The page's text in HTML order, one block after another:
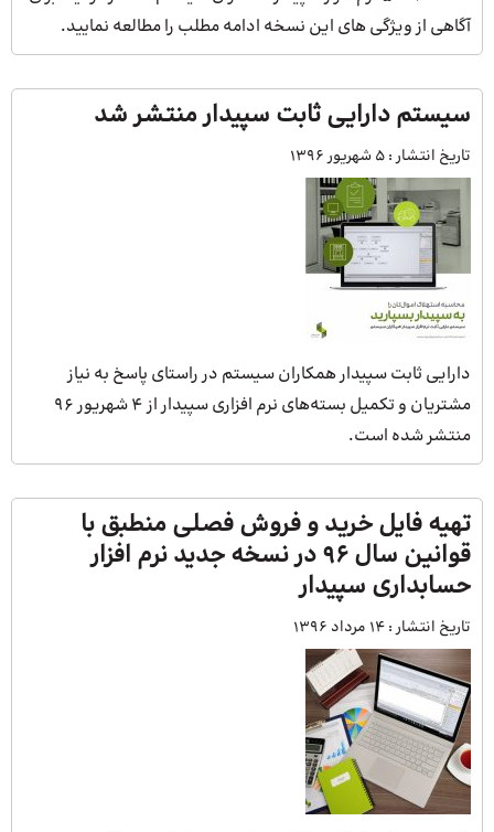
آگاهی از ویژگی های این نسخه ادامه مطلب را مطالعه نمایید.
سیستم دارایی ثابت سپیدار منتشر شد
تاریخ انتشار : 5 شهریور 1396
دارایی ثابت سپیدار همکاران سیستم در راستای پاسخ به نیاز
مشتریان و تکمیل بسته‌های نرم افزاری سپیدار از ۴ شهریور ۹۶
منتشر شده است.
تهیه فایل خرید و فروش فصلی منطبق با
قوانین سال 96 در نسخه جدید نرم افزار
حسابداری سپیدار
تاریخ انتشار : 14 مرداد 1396